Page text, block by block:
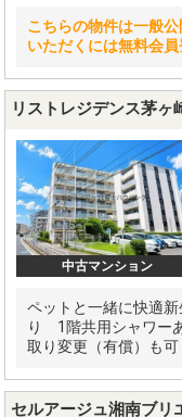
こちらの物件は一般
いただくには無料会員
リストレジデンス茅ヶ
中古マンション
ペットと一緒に快適
り 1階共用シャワー
取り変更（有償）も可
セルアージュ湘南ブリ